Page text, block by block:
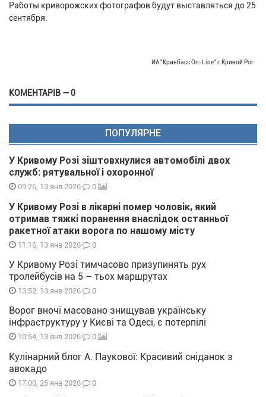
Работы криворожских фотографов будут выставляться до 25
сентября.
ИА "Кривбасс On-Line" г.Кривой Рог
КОМЕНТАРІВ — 0
ПОПУЛЯРНЕ
У Кривому Розі зіштовхнулися автомобілі двох
служб: рятувальної і охоронної
09:26, 13 янв 2026 0
У Кривому Розі в лікарні помер чоловік, який
отримав тяжкі поранення внаслідок останньої
ракетної атаки ворога по нашому місту
11:16, 13 янв 2026 0
У Кривому Розі тимчасово призупинять рух
тролейбусів на 5 – тьох маршрутах
13:52, 13 янв 2026 0
Ворог вночі масовано знищував українську
інфраструктуру у Києві та Одесі, є потерпілі
10:54, 13 янв 2026 0
Кулінарний блог А. Паукової: Красивий сніданок з
авокадо
17:00, 25 янв 2026 0